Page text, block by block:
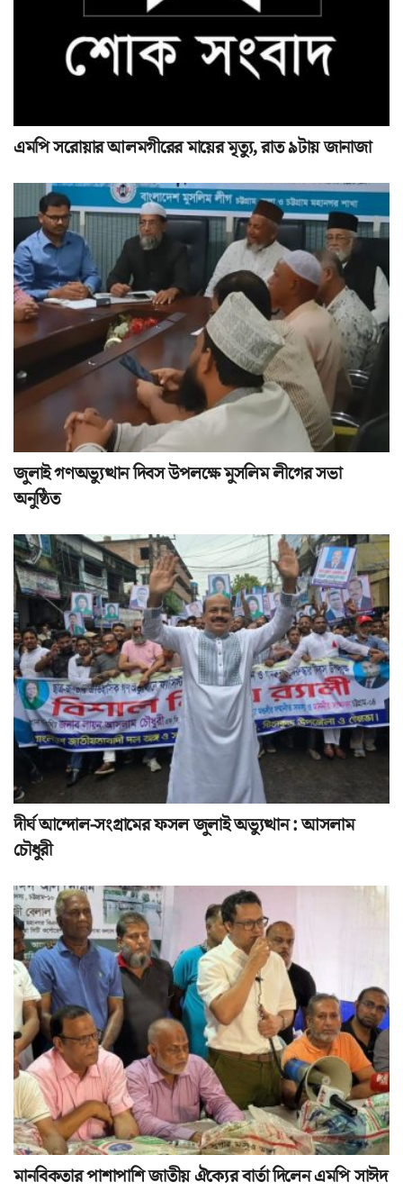
এমপি সরোয়ার আলমগীরের মায়ের মৃত্যু, রাত ৯টায় জানাজা
জুলাই গণঅভ্যুত্থান দিবস উপলক্ষে মুসলিম লীগের সভা
অনুষ্ঠিত
দীর্ঘ আন্দোল-সংগ্রামের ফসল জুলাই অভ্যুত্থান : আসলাম
চৌধুরী
মানবিকতার পাশাপাশি জাতীয় ঐক্যের বার্তা দিলেন এমপি সাঈদ